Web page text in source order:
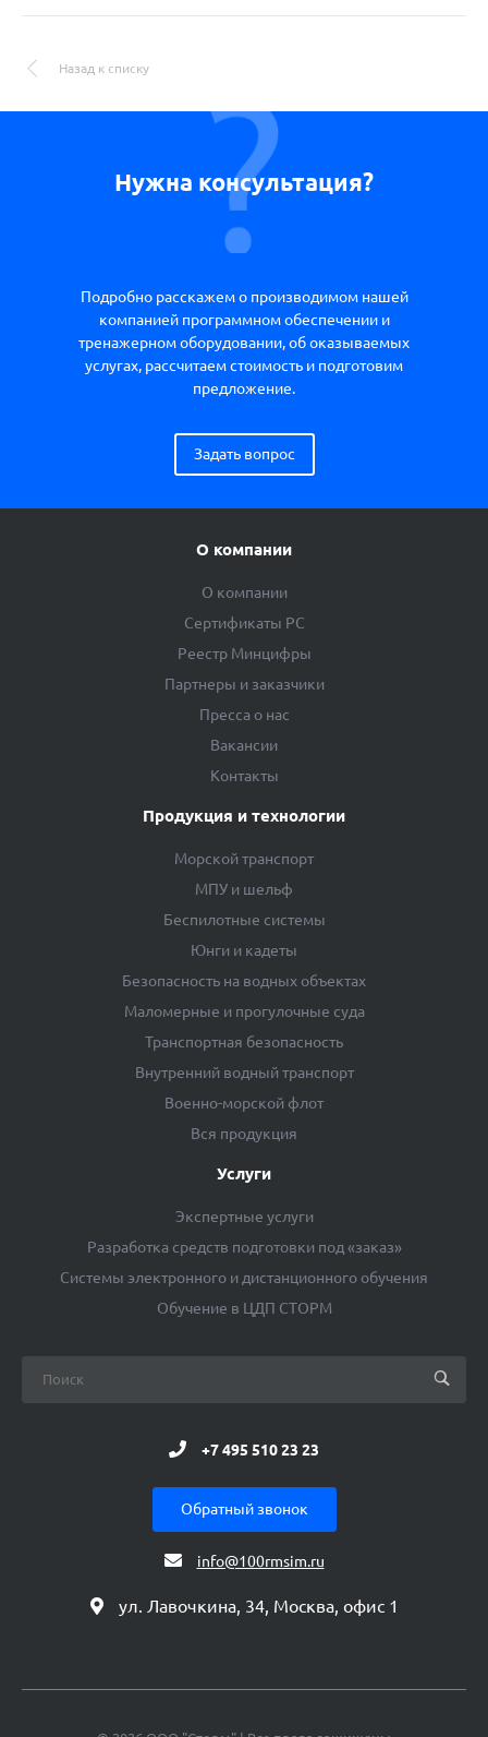
Назад к списку
Нужна консультация?
Подробно расскажем о производимом нашей
компанией программном обеспечении и
тренажерном оборудовании, об оказываемых
услугах, рассчитаем стоимость и подготовим
предложение.
Задать вопрос
О компании
О компании
Сертификаты РС
Реестр Минцифры
Партнеры и заказчики
Пресса о нас
Вакансии
Контакты
Продукция и технологии
Морской транспорт
МПУ и шельф
Беспилотные системы
Юнги и кадеты
Безопасность на водных объектах
Маломерные и прогулочные суда
Транспортная безопасность
Внутренний водный транспорт
Военно-морской флот
Вся продукция
Услуги
Экспертные услуги
Разработка средств подготовки под «заказ»
Системы электронного и дистанционного обучения
Обучение в ЦДП СТОРМ
+7 495 510 23 23
Обратный звонок
info@100rmsim.ru
ул. Лавочкина, 34, Москва, офис 1